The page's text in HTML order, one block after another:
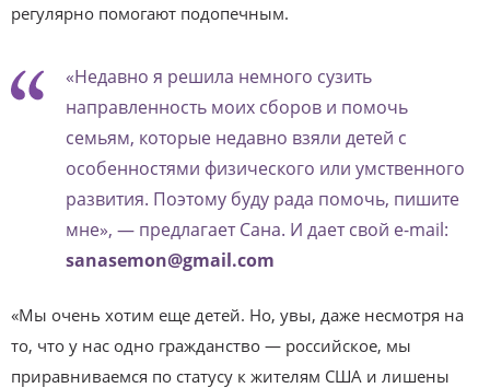
регулярно помогают подопечным.
«Недавно я решила немного сузить
направленность моих сборов и помочь
семьям, которые недавно взяли детей с
особенностями физического или умственного
развития. Поэтому буду рада помочь, пишите
мне», — предлагает Сана. И дает свой e-mail:
sanasemon@gmail.com
«Мы очень хотим еще детей. Но, увы, даже несмотря на
то, что у нас одно гражданство — российское, мы
приравниваемся по статусу к жителям США и лишены